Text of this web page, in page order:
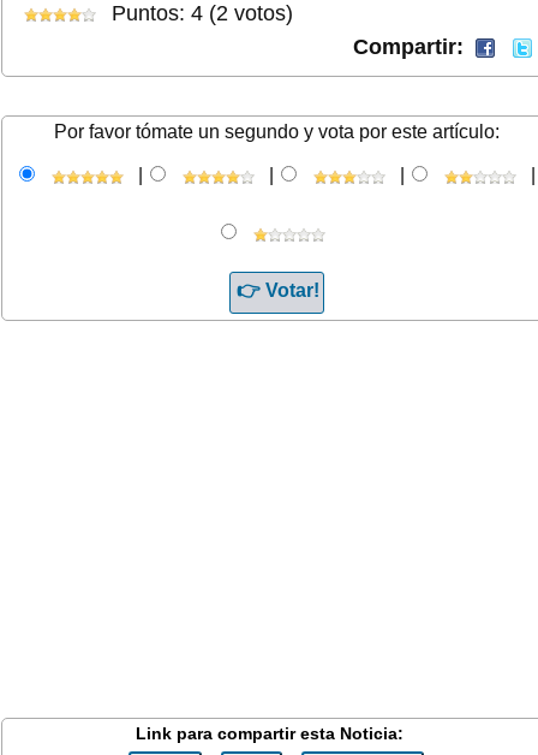
Puntos: 4 (2 votos)
Compartir:
Por favor tómate un segundo y vota por este artículo:
Link para compartir esta Noticia: